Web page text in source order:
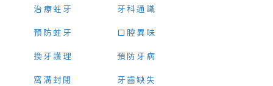
治療蛀牙
預防蛀牙
換牙護理
窩溝封閉
牙科通識
口腔異味
預防牙病
牙齒缺失